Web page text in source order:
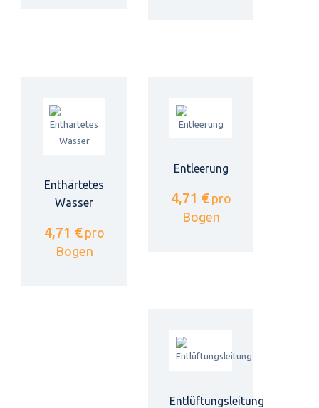
Enthärtetes
Wasser
4,71 € pro
Bogen
Entleerung
4,71 € pro
Bogen
Entlüftungsleitung